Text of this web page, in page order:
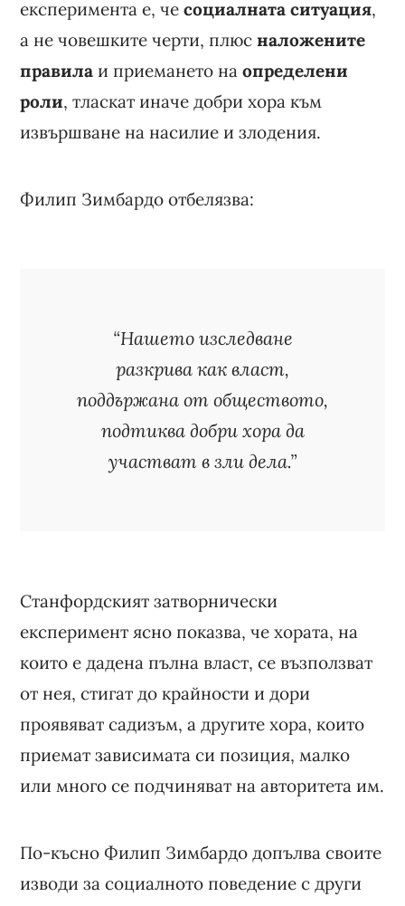
експеримента е, чесоциалната ситуация,
а не човешките черти, плюсналожените
правила и приемането наопределени
роли, тласкат иначе добри хора към
извършване на насилие и злодения.
Филип Зимбардо отбелязва:
“Нашето изследване
разкрива как власт,
поддържана от обществото,
подтиква добри хора да
участват в зли дела.”
Станфордският затворнически
експеримент ясно показва, че хората, на
които е дадена пълна власт, се възползват
от нея, стигат до крайности и дори
проявяват садизъм, а другите хора, които
приемат зависимата си позиция, малко
или много се подчиняват на авторитета им.
По-късно Филип Зимбардо допълва своите
изводи за социалното поведение с други